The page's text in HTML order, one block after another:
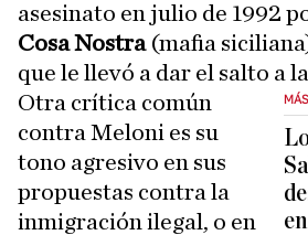
asesinato en julio de 1992
Cosa Nostra (mafia
que le llevó a dar el salto a
Otra crítica común
contra Meloni es su
tono agresivo en sus
propuestas contra la
inmigración ilegal, o en